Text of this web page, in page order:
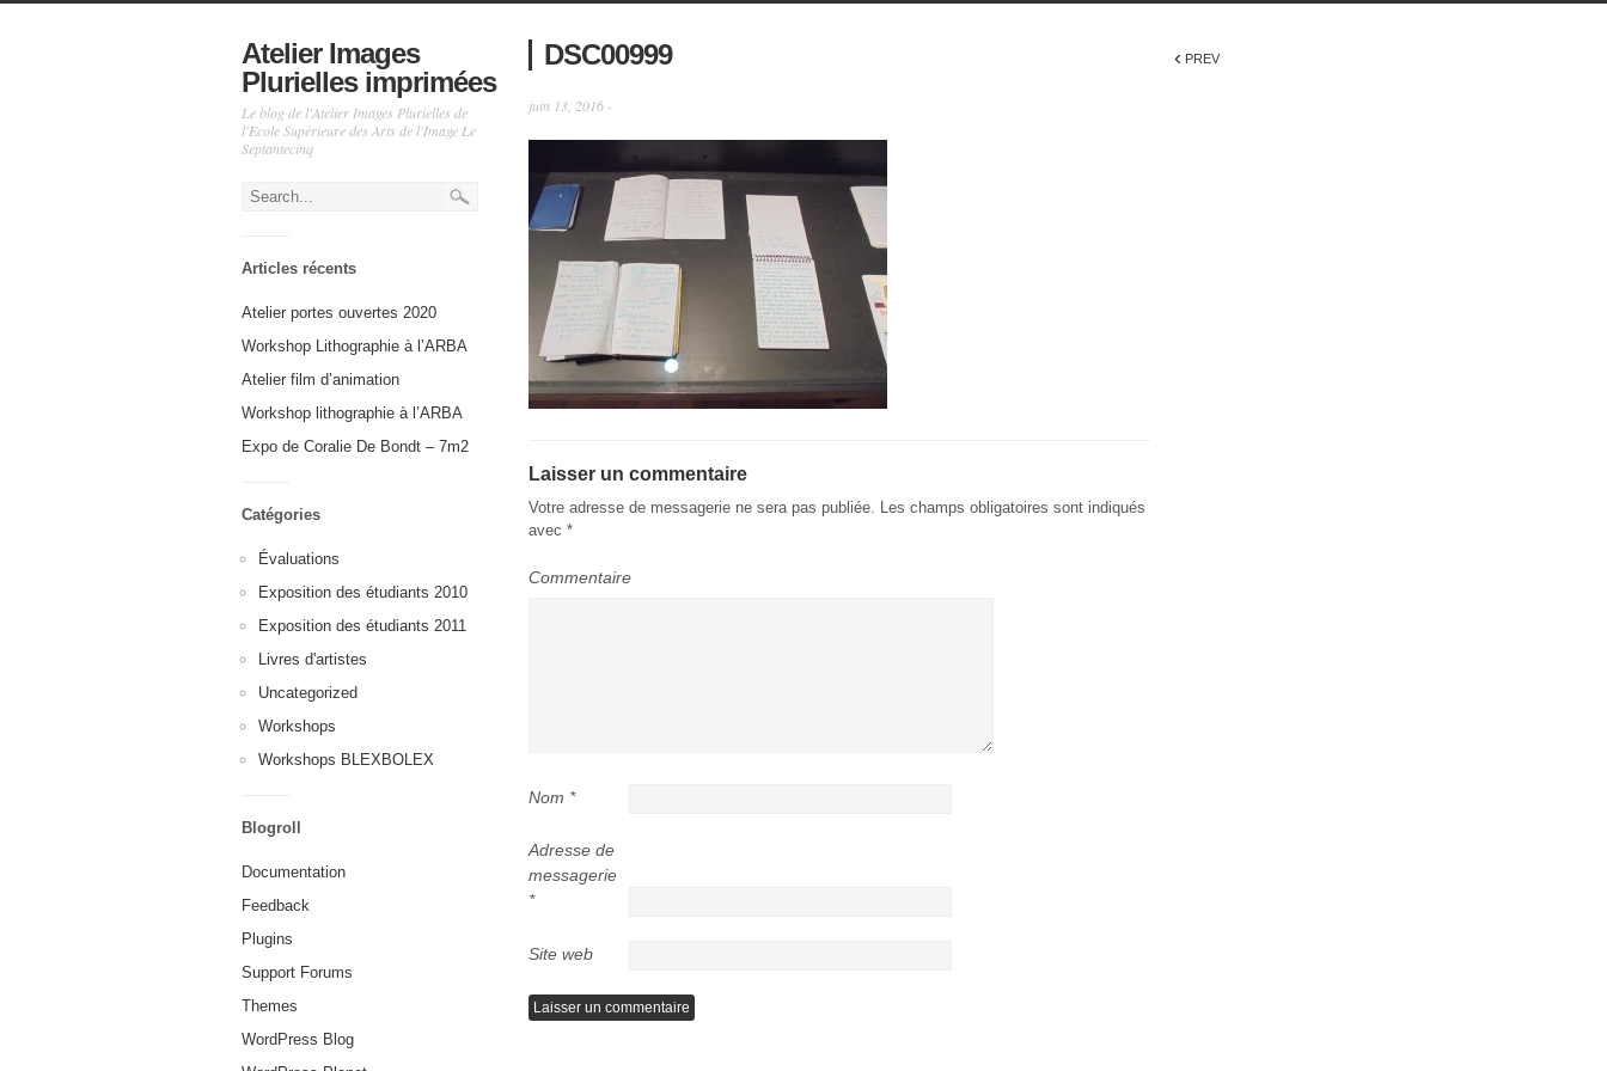
Atelier Images
Plurielles imprimées
Le blog de l'Atelier Images Plurielles de
l'Ecole Supérieure des Arts de l'Image Le
Septantecinq
Articles récents
Atelier portes ouvertes 2020
Workshop Lithographie à l’ARBA
Atelier film d’animation
Workshop lithographie à l’ARBA
Expo de Coralie De Bondt – 7m2
Catégories
Évaluations
Exposition des étudiants 2010
Exposition des étudiants 2011
Livres d'artistes
Uncategorized
Workshops
Workshops BLEXBOLEX
Blogroll
Documentation
Feedback
Plugins
Support Forums
Themes
WordPress Blog
DSC00999
juin 13, 2016 -
Laisser un commentaire
Votre adresse de messagerie ne sera pas publiée. Les champs obligatoires sont indiqués
avec *
Commentaire
Nom *
Adresse de
messagerie
*
Site web
‹ PREV